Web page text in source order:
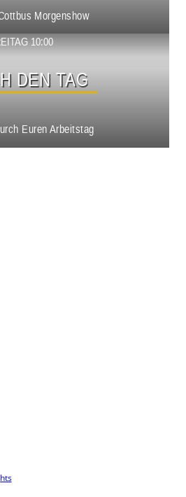
Morgenshow
10:00
DEN TAG
Euren Arbeitstag